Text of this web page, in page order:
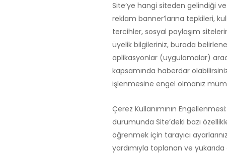
Site’ye hangi siteden gelindiği
reklam banner’larına tepkileri,
tercihler, sosyal paylaşım
üyelik bilgileriniz, burada
aplikasyonlar (uygulamalar)
kapsamında haberdar
işlenmesine engel olmanız
Çerez Kullanımının
durumunda Site’deki bazı
öğrenmek için tarayıcı
yardımıyla toplanan ve